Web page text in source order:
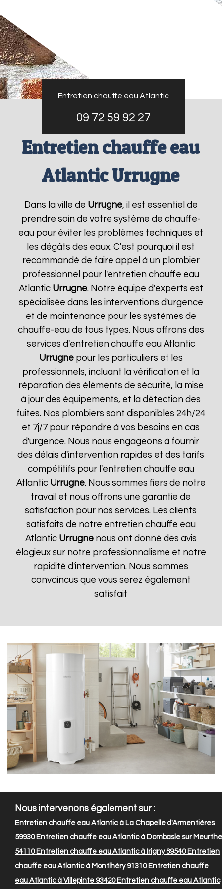
Entretien chauffe eau Atlantic
09 72 59 92 27
Entretien chauffe eau
Atlantic Urrugne
Dans la ville de Urrugne, il est essentiel de
prendre soin de votre système de chauffe-
eau pour éviter les problèmes techniques et
les dégâts des eaux. C'est pourquoi il est
recommandé de faire appel à un plombier
professionnel pour l'entretien chauffe eau
Atlantic Urrugne. Notre équipe d'experts est
spécialisée dans les interventions d'urgence
et de maintenance pour les systèmes de
chauffe-eau de tous types. Nous offrons des
services d'entretien chauffe eau Atlantic
Urrugnepour les particuliers et les
professionnels, incluant la vérification et la
réparation des éléments de sécurité, la mise
à jour des équipements, et la détection des
fuites. Nos plombiers sont disponibles 24h/24
et 7j/7 pour répondre à vos besoins en cas
d'urgence. Nous nous engageons à fournir
des délais d'intervention rapides et des tarifs
compétitifs pour l'entretien chauffe eau
Atlantic Urrugne. Nous sommes fiers de notre
travail et nous offrons une garantie de
satisfaction pour nos services. Les clients
satisfaits de notre entretien chauffe eau
Atlantic Urrugnenous ont donné des avis
élogieux sur notre professionnalisme et notre
rapidité d'intervention. Nous sommes
convaincus que vous serez également
satisfait
Nous intervenons également sur :
Entretien chauffe eau Atlantic à La Chapelle d'Armentières
59930Entretien chauffe eau Atlantic à Dombasle sur Meurthe
54110Entretien chauffe eau Atlantic à Irigny 69540Entretien
chauffe eau Atlantic à Montlhéry 91310Entretien chauffe
eau Atlantic à Villepinte 93420Entretien chauffe eau Atlantic